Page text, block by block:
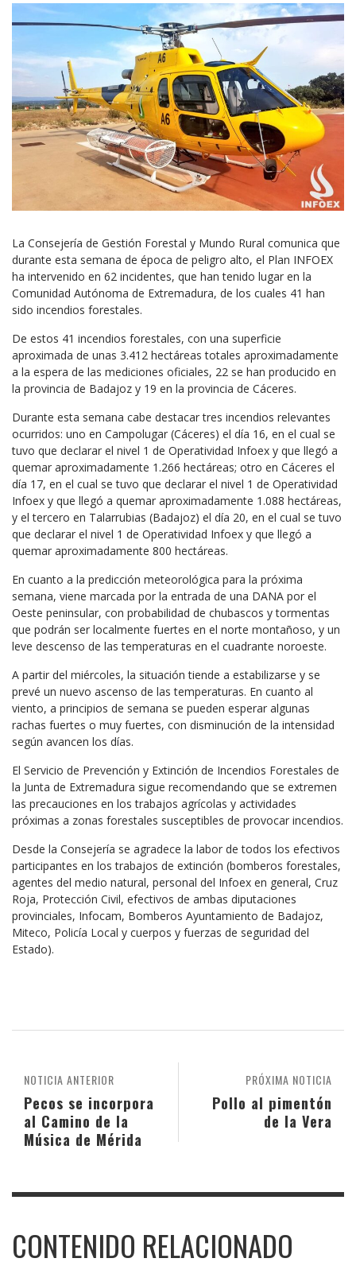
La Consejería de Gestión Forestal y Mundo Rural comunica que
durante esta semana de época de peligro alto, el Plan INFOEX
ha intervenido en 62 incidentes, que han tenido lugar en la
Comunidad Autónoma de Extremadura, de los cuales 41 han
sido incendios forestales.
De estos 41 incendios forestales, con una superficie
aproximada de unas 3.412 hectáreas totales aproximadamente
a la espera de las mediciones oficiales, 22 se han producido en
la provincia de Badajoz y 19 en la provincia de Cáceres.
Durante esta semana cabe destacar tres incendios relevantes
ocurridos: uno en Campolugar (Cáceres) el día 16, en el cual se
tuvo que declarar el nivel 1 de Operatividad Infoex y que llegó a
quemar aproximadamente 1.266 hectáreas; otro en Cáceres el
día 17, en el cual se tuvo que declarar el nivel 1 de Operatividad
Infoex y que llegó a quemar aproximadamente 1.088 hectáreas,
y el tercero en Talarrubias (Badajoz) el día 20, en el cual se tuvo
que declarar el nivel 1 de Operatividad Infoex y que llegó a
quemar aproximadamente 800 hectáreas.
En cuanto a la predicción meteorológica para la próxima
semana, viene marcada por la entrada de una DANA por el
Oeste peninsular, con probabilidad de chubascos y tormentas
que podrán ser localmente fuertes en el norte montañoso, y un
leve descenso de las temperaturas en el cuadrante noroeste.
A partir del miércoles, la situación tiende a estabilizarse y se
prevé un nuevo ascenso de las temperaturas. En cuanto al
viento, a principios de semana se pueden esperar algunas
rachas fuertes o muy fuertes, con disminución de la intensidad
según avancen los días.
El Servicio de Prevención y Extinción de Incendios Forestales de
la Junta de Extremadura sigue recomendando que se extremen
las precauciones en los trabajos agrícolas y actividades
próximas a zonas forestales susceptibles de provocar incendios.
Desde la Consejería se agradece la labor de todos los efectivos
participantes en los trabajos de extinción (bomberos forestales,
agentes del medio natural, personal del Infoex en general, Cruz
Roja, Protección Civil, efectivos de ambas diputaciones
provinciales, Infocam, Bomberos Ayuntamiento de Badajoz,
Miteco, Policía Local y cuerpos y fuerzas de seguridad del
Estado).
PRÓXIMA NOTICIA
Pollo al pimentón
de la Vera
NOTICIA ANTERIOR
Pecos se incorpora
al Camino de la
Música de Mérida
CONTENIDO RELACIONADO